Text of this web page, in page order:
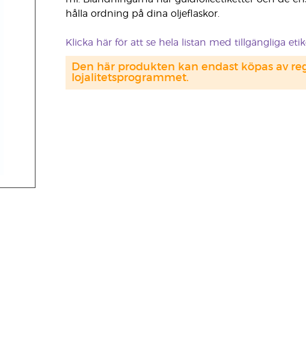
hålla ordning på dina oljeflaskor.
Klicka här för att se hela listan med tillgängliga
Den här produkten kan endast köpas av
lojalitetsprogrammet.